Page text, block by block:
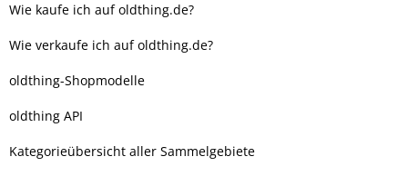
Wie kaufe ich auf oldthing.de?
Wie verkaufe ich auf oldthing.de?
oldthing-Shopmodelle
oldthing API
Kategorieübersicht aller Sammelgebiete